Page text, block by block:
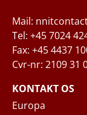
Mail:
Tel: +45 7024
Fax: +45 4437
Cvr-nr: 2109 31
KONTAKT OS
Europa